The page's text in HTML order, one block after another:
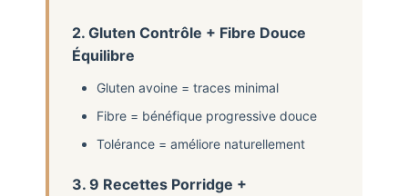
2. Gluten Contrôle + Fibre Douce
Équilibre
Gluten avoine = traces minimal
Fibre = bénéfique progressive douce
Tolérance = améliore naturellement
3. 9 Recettes Porridge +